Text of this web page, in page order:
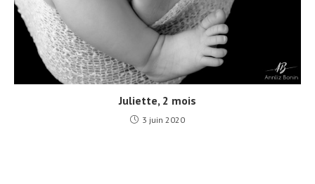
Juliette, 2 mois
3 juin 2020